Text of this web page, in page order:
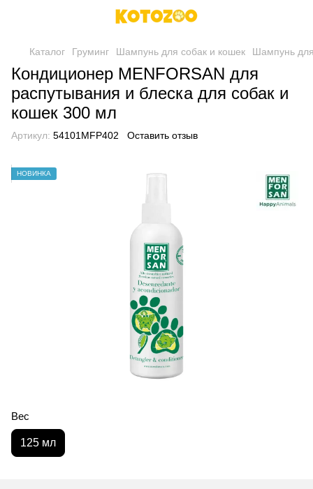
Каталог Груминг Шампунь для собак и кошек Шампунь
Кондиционер MENFORSAN для
распутывания и блеска для собак и
кошек 300 мл
Артикул: 54101MFP402 Оставить отзыв
НОВИНКА
Вес
125 мл